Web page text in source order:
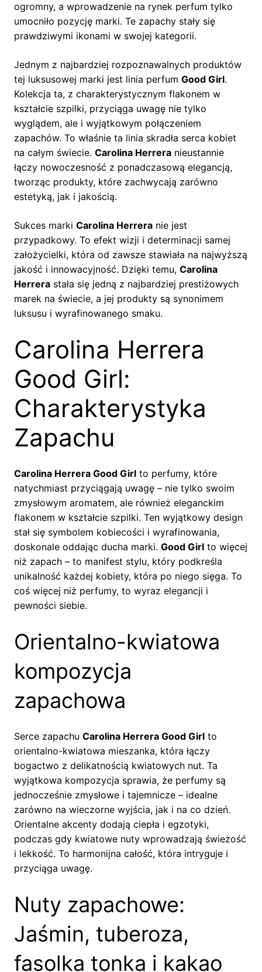
ogromny, a wprowadzenie na rynek perfum tylko
umocniło pozycję marki. Te zapachy stały się
prawdziwymi ikonami w swojej kategorii.
Jednym z najbardziej rozpoznawalnych produktów
tej luksusowej marki jest linia perfum Good Girl.
Kolekcja ta, z charakterystycznym flakonem w
kształcie szpilki, przyciąga uwagę nie tylko
wyglądem, ale i wyjątkowym połączeniem
zapachów. To właśnie ta linia skradła serca kobiet
na całym świecie. Carolina Herrera nieustannie
łączy nowoczesność z ponadczasową elegancją,
tworząc produkty, które zachwycają zarówno
estetyką, jak i jakością.
Sukces marki Carolina Herrera nie jest
przypadkowy. To efekt wizji i determinacji samej
założycielki, która od zawsze stawiała na najwyższą
jakość i innowacyjność. Dzięki temu, Carolina
Herrera stała się jedną z najbardziej prestiżowych
marek na świecie, a jej produkty są synonimem
luksusu i wyrafinowanego smaku.
Carolina Herrera
Good Girl:
Charakterystyka
Zapachu
Carolina Herrera Good Girl to perfumy, które
natychmiast przyciągają uwagę – nie tylko swoim
zmysłowym aromatem, ale również eleganckim
flakonem w kształcie szpilki. Ten wyjątkowy design
stał się symbolem kobiecości i wyrafinowania,
doskonale oddając ducha marki. Good Girl to więcej
niż zapach – to manifest stylu, który podkreśla
unikalność każdej kobiety, która po niego sięga. To
coś więcej niż perfumy, to wyraz elegancji i
pewności siebie.
Orientalno-kwiatowa
kompozycja
zapachowa
Serce zapachu Carolina Herrera Good Girl to
orientalno-kwiatowa mieszanka, która łączy
bogactwo z delikatnością kwiatowych nut. Ta
wyjątkowa kompozycja sprawia, że perfumy są
jednocześnie zmysłowe i tajemnicze – idealne
zarówno na wieczorne wyjścia, jak i na co dzień.
Orientalne akcenty dodają ciepła i egzotyki,
podczas gdy kwiatowe nuty wprowadzają świeżość
i lekkość. To harmonijna całość, która intryguje i
przyciąga uwagę.
Nuty zapachowe:
Jaśmin, tuberoza,
fasolka tonka i kakao